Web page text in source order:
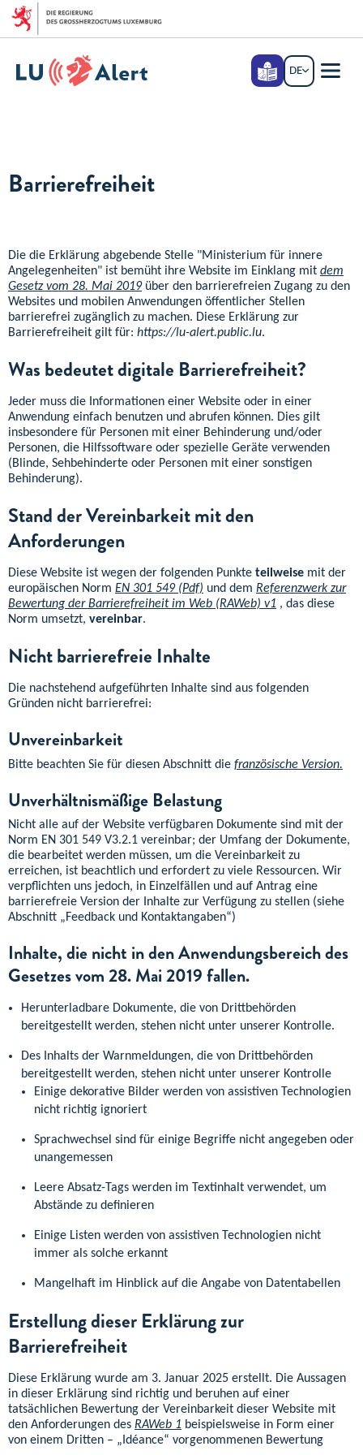
Zum Hauptmenü
Zum Inhalt
Leichte
Sprache
DE
DEUTSCH
Barrierefreiheit
Die die Erklärung abgebende Stelle "Ministerium für innere
Angelegenheiten" ist bemüht ihre Website im Einklang mit dem
Gesetz vom 28. Mai 2019über den barrierefreien Zugang zu den
Websites und mobilen Anwendungen öffentlicher Stellen
barrierefrei zugänglich zu machen. Diese Erklärung zur
Barrierefreiheit gilt für: https://lu-alert.public.lu.
Was bedeutet digitale Barrierefreiheit?
Jeder muss die Informationen einer Website oder in einer
Anwendung einfach benutzen und abrufen können. Dies gilt
insbesondere für Personen mit einer Behinderung und/oder
Personen, die Hilfssoftware oder spezielle Geräte verwenden
(Blinde, Sehbehinderte oder Personen mit einer sonstigen
Behinderung).
Stand der Vereinbarkeit mit den
Anforderungen
Diese Website ist wegen der folgenden Punkte teilweise mit der
europäischen Norm EN 301 549 (Pdf) und dem Referenzwerk zur
Bewertung der Barrierefreiheit im Web (RAWeb) v1 , das diese
Norm umsetzt, vereinbar.
Nicht barrierefreie Inhalte
Die nachstehend aufgeführten Inhalte sind aus folgenden
Gründen nicht barrierefrei:
Unvereinbarkeit
Bitte beachten Sie für diesen Abschnitt die französische Version.
Unverhältnismäßige Belastung
Nicht alle auf der Website verfügbaren Dokumente sind mit der
Norm EN 301 549 V3.2.1 vereinbar; der Umfang der Dokumente,
die bearbeitet werden müssen, um die Vereinbarkeit zu
erreichen, ist beachtlich und erfordert zu viele Ressourcen. Wir
verpflichten uns jedoch, in Einzelfällen und auf Antrag eine
barrierefreie Version der Inhalte zur Verfügung zu stellen (siehe
Abschnitt „Feedback und Kontaktangaben“)
Inhalte, die nicht in den Anwendungsbereich des
Gesetzes vom 28. Mai 2019 fallen.
Herunterladbare Dokumente, die von Drittbehörden
bereitgestellt werden, stehen nicht unter unserer Kontrolle.
Des Inhalts der Warnmeldungen, die von Drittbehörden
bereitgestellt werden, stehen nicht unter unserer Kontrolle
Einige dekorative Bilder werden von assistiven Technologien
nicht richtig ignoriert
Sprachwechsel sind für einige Begriffe nicht angegeben oder
unangemessen
Leere Absatz-Tags werden im Textinhalt verwendet, um
Abstände zu definieren
Einige Listen werden von assistiven Technologien nicht
immer als solche erkannt
Mangelhaft im Hinblick auf die Angabe von Datentabellen
Erstellung dieser Erklärung zur
Barrierefreiheit
Diese Erklärung wurde am 3. Januar 2025 erstellt. Die Aussagen
in dieser Erklärung sind richtig und beruhen auf einer
tatsächlichen Bewertung der Vereinbarkeit dieser Website mit
den Anforderungen des RAWeb 1 beispielsweise in Form einer
von einem Dritten – „Idéance“ vorgenommenen Bewertung